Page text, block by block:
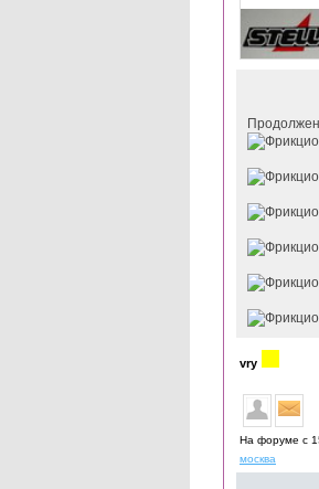
vry
На форуме с
москва